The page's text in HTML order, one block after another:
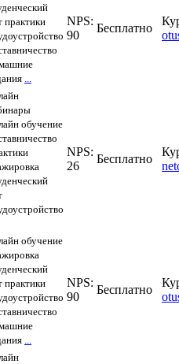
практики
NPS:
90
Бесплатно
обучение
NPS:
26
Бесплатно
обучение
практики
NPS:
90
Бесплатно